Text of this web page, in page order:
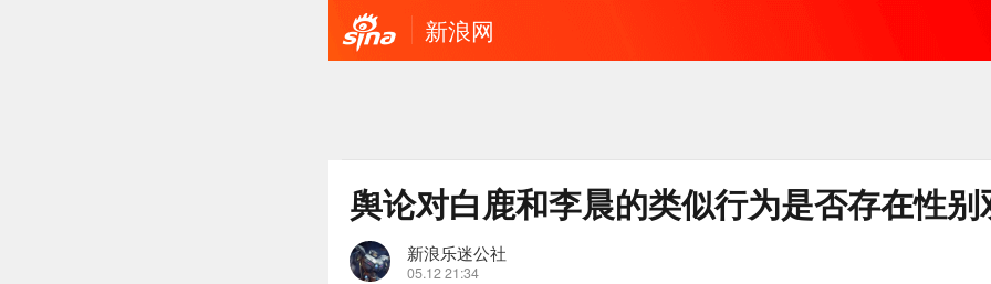
新浪网
舆论对白鹿和李晨的类似行为是否存在性别
新浪乐迷公社
05.12 21:34